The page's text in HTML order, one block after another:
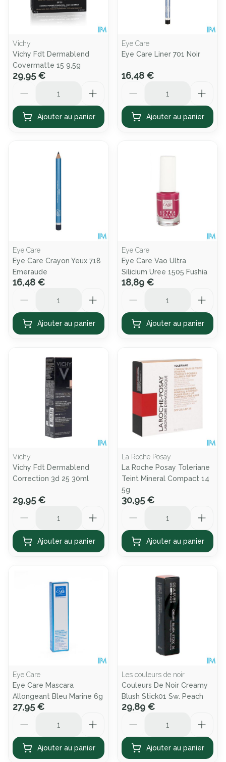
Vichy
Vichy Fdt Dermablend
Covermatte 15 9,5g
29,95 €
Ajouter au panier
Eye Care
Eye Care Liner 701 Noir
16,48 €
Ajouter au panier
Eye Care
Eye Care Crayon Yeux 718
Emeraude
16,48 €
Ajouter au panier
Eye Care
Eye Care Vao Ultra
Silicium Uree 1505 Fushia
18,89 €
Ajouter au panier
Vichy
Vichy Fdt Dermablend
Correction 3d 25 30ml
29,95 €
Ajouter au panier
La Roche Posay
La Roche Posay Toleriane
Teint Mineral Compact 14
5g
30,95 €
Ajouter au panier
Eye Care
Eye Care Mascara
Allongeant Bleu Marine 6g
27,95 €
Ajouter au panier
Les couleurs de noir
Couleurs De Noir Creamy
Blush Stick01 Sw. Peach
29,89 €
Ajouter au panier